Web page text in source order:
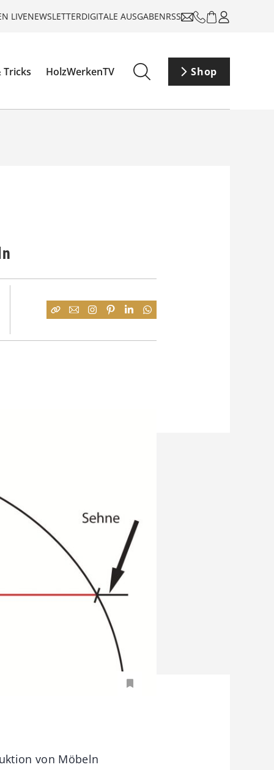
LIVENEWSLETTERDIGITALE AUSGABENRSS
Tricks HolzWerkenTV Shop
von Möbeln